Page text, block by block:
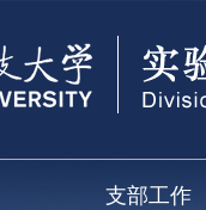
支部工作